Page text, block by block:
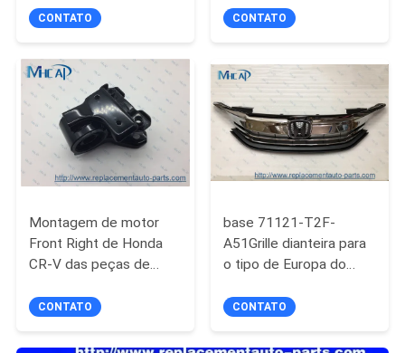
para Honda Civic
CONTATO CONTATO
Montagem de motor
Front Right de Honda
CR-V das peças de
A01
CONTATO
base 71121-T2F-
A51Grille dianteira para
o tipo de Europa do
Accord 2017 EUA
CONTATO